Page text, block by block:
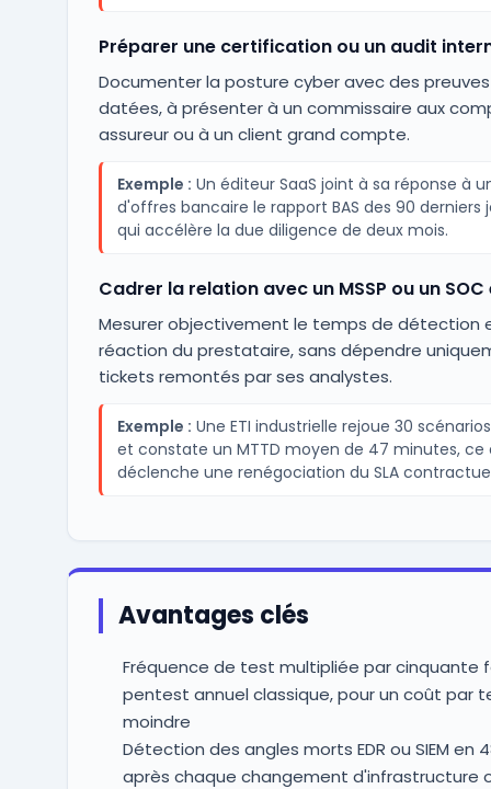
Préparer une certification ou un audit
Documenter la posture cyber avec des
datées, à présenter à un commissaire aux
assureur ou à un client grand compte.
Exemple : Un éditeur SaaS joint à sa réponse à
d'offres bancaire le rapport BAS des 90 derniers
qui accélère la due diligence de deux mois.
Cadrer la relation avec un MSSP ou un
Mesurer objectivement le temps de détection
réaction du prestataire, sans dépendre
tickets remontés par ses analystes.
Exemple : Une ETI industrielle rejoue 30
et constate un MTTD moyen de 47 minutes, ce
déclenche une renégociation du SLA
Avantages clés
Fréquence de test multipliée par cinquante
pentest annuel classique, pour un coût par
moindre
Détection des angles morts EDR ou SIEM en
après chaque changement d'infrastructure